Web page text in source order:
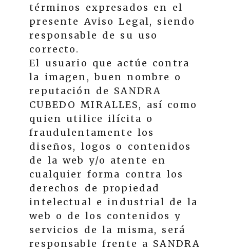
términos expresados en el
presente Aviso Legal, siendo
responsable de su uso
correcto.
El usuario que actúe contra
la imagen, buen nombre o
reputación de SANDRA
CUBEDO MIRALLES, así como
quien utilice ilícita o
fraudulentamente los
diseños, logos o contenidos
de la web y/o atente en
cualquier forma contra los
derechos de propiedad
intelectual e industrial de la
web o de los contenidos y
servicios de la misma, será
responsable frente a SANDRA